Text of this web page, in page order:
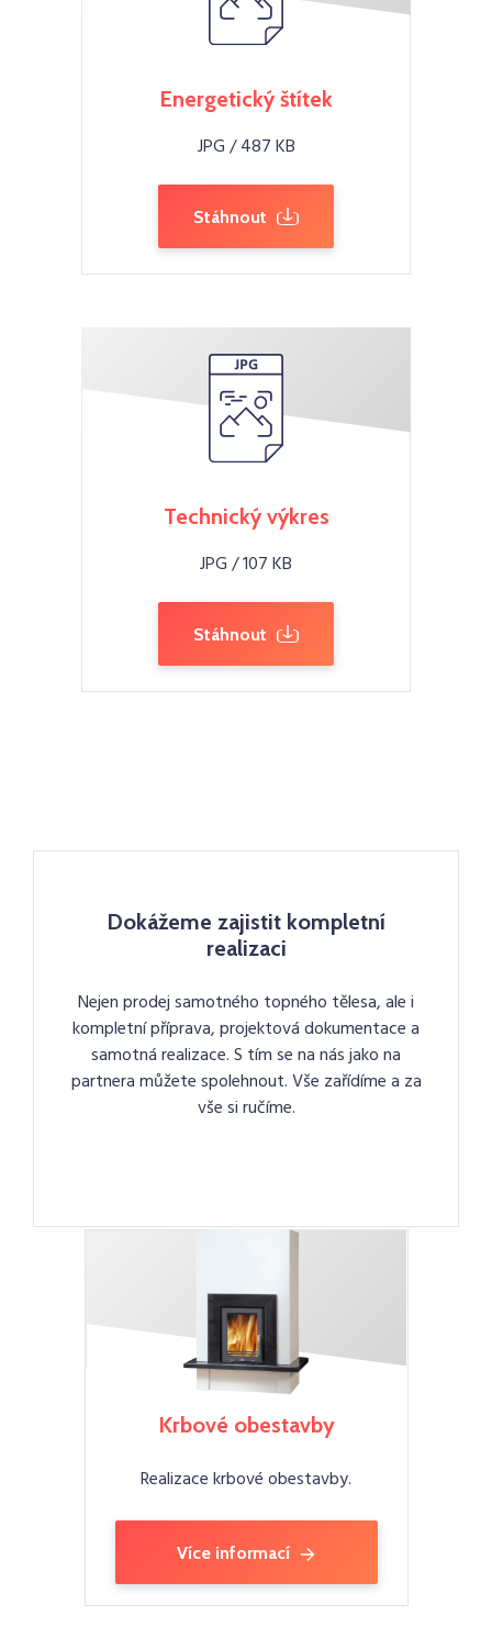
Energetický štítek
JPG / 487 KB
Stáhnout
Technický výkres
JPG / 107 KB
Stáhnout
Dokážeme zajistit kompletní
realizaci
Nejen prodej samotného topného tělesa, ale i
kompletní příprava, projektová dokumentace a
samotná realizace. S tím se na nás jako na
partnera můžete spolehnout. Vše zařídíme a za
vše si ručíme.
Krbové obestavby
Realizace krbové obestavby.
Více informací